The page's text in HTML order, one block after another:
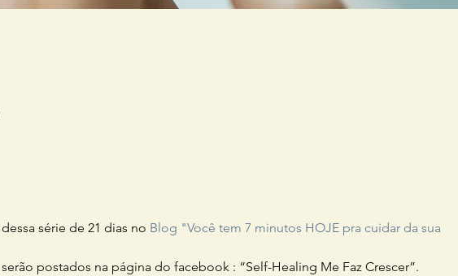
série de 21 dias no Blog "Você tem 7 minutos HOJE pra cuidar da sua
postados na página do facebook : “Self-Healing Me Faz Crescer”.